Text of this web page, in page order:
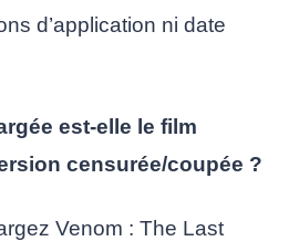
d’application ni date
est-elle le film
censurée/coupée ?
Venom : The Last